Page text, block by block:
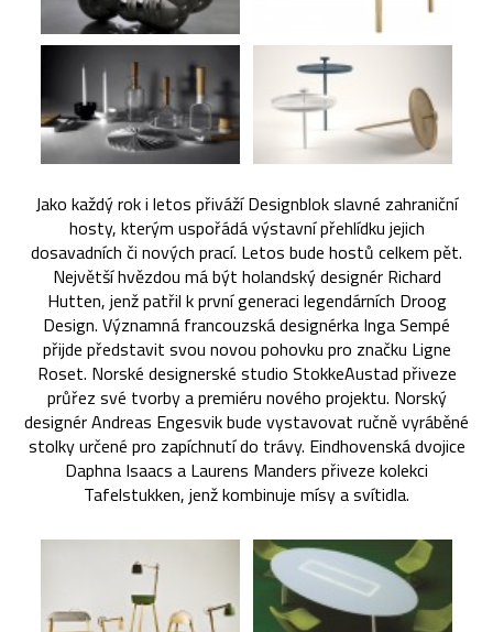
Jako každý rok i letos přiváží Designblok slavné zahraniční
hosty, kterým uspořádá výstavní přehlídku jejich
dosavadních či nových prací. Letos bude hostů celkem pět.
Největší hvězdou má být holandský designér Richard
Hutten, jenž patřil k první generaci legendárních Droog
Design. Významná francouzská designérka Inga Sempé
přijde představit svou novou pohovku pro značku Ligne
Roset. Norské designerské studio StokkeAustad přiveze
průřez své tvorby a premiéru nového projektu. Norský
designér Andreas Engesvik bude vystavovat ručně vyráběné
stolky určené pro zapíchnutí do trávy. Eindhovenská dvojice
Daphna Isaacs a Laurens Manders přiveze kolekci
Tafelstukken, jenž kombinuje mísy a svítidla.